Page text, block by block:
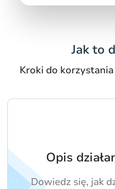
Jak to
Kroki do
Opis
Dowiedz się, jak